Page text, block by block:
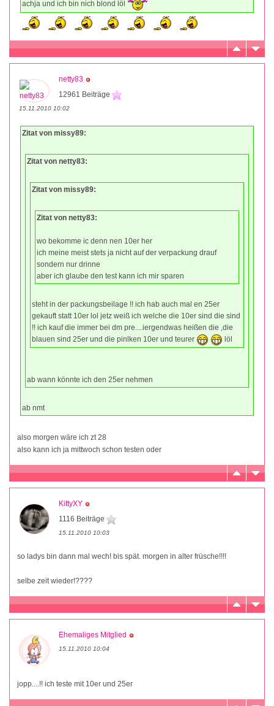
achja und ich bin nich blond löl
netty83
12961 Beiträge
15.11.2010 10:02
Zitat von missy89:
Zitat von netty83:
Zitat von missy89:
Zitat von netty83:
wo bekomme ic denn nen 10er her
ich meine meist stets ja nicht auf der verpackung drauf
sondern nur drinne
aber ich glaube den test kann ich mir sparen
steht in der packungsbeilage !! ich hab auch mal en 25er
gekauft statt 10er lol jetz weiß ich welche die 10er sind die sind
!! ich kauf die immer bei dm pre....iergendwas heißen die ,die
blauen sind 25er und die pinlken 10er und teurer
löl
ab wann könnte ich den 25er nehmen
ab nmt
also morgen wäre ich zt 28
also kann ich ja mittwoch schon testen oder
KittyXY
1116 Beiträge
15.11.2010 10:03
so ladys bin dann mal wech! bis spät. morgen in alter früsche!!!!
selbe zeit wieder!????
Ehemaliges Mitglied
15.11.2010 10:04
jopp....!! ich teste mit 10er und 25er